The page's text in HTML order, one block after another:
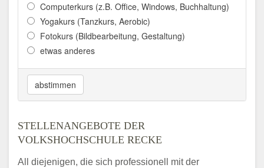
Computerkurs (z.B. Office, Windows, Buchhaltung)
Yogakurs (Tanzkurs, Aerobic)
Fotokurs (Bildbearbeitung, Gestaltung)
etwas anderes
abstimmen
STELLENANGEBOTE DER
VOLKSHOCHSCHULE RECKE
All diejenigen, die sich professionell mit der